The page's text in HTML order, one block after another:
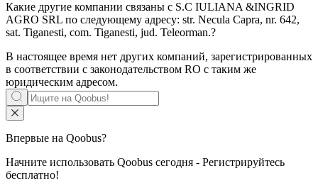
Какие другие компании связаны с S.C IULIANA &INGRID
AGRO SRL по следующему адресу: str. Necula Capra, nr. 642,
sat. Tiganesti, com. Tiganesti, jud. Teleorman.?
В настоящее время нет других компаний, зарегистрированных
в соответствии с законодательством RO с таким же
юридическим адресом.
Впервые на Qoobus?
Начните использовать Qoobus сегодня - Регистрируйтесь
бесплатно!